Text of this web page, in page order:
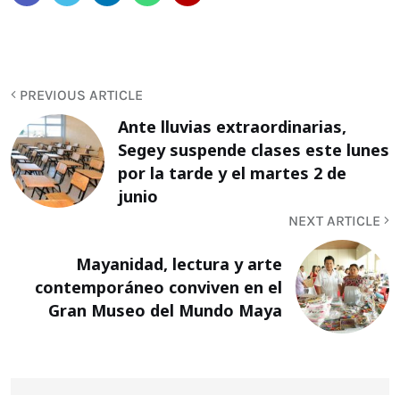
PREVIOUS ARTICLE
Ante lluvias extraordinarias,
Segey suspende clases este lunes
por la tarde y el martes 2 de
junio
NEXT ARTICLE
Mayanidad, lectura y arte
contemporáneo conviven en el
Gran Museo del Mundo Maya